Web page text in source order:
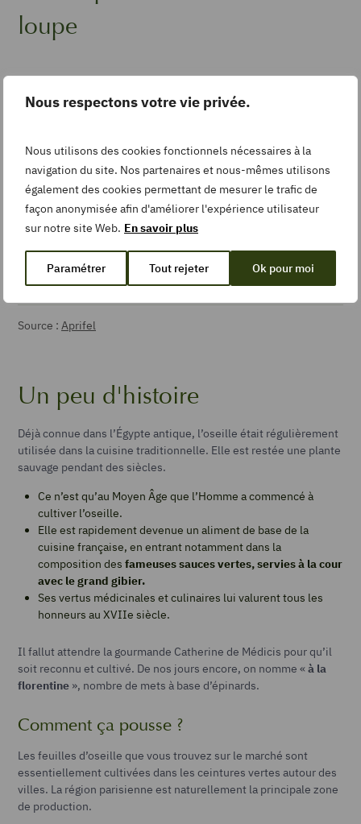
Nous respectons votre vie privée.
Nous utilisons des cookies fonctionnels nécessaires à la
navigation du site. Nos partenaires et nous-mêmes utilisons
également des cookies permettant de mesurer le trafic de
façon anonymisée afin d'améliorer l'expérience utilisateur
sur notre site Web. En savoir plus
Paramétrer Tout rejeter Ok pour moi
loupe
Fibres
Vitamine C 48 mg
Potassium 390 mg
Source : Aprifel
Un peu d'histoire
Déjà connue dans l’Égypte antique, l’oseille était régulièrement
utilisée dans la cuisine traditionnelle. Elle est restée une plante
sauvage pendant des siècles.
Ce n’est qu’au Moyen Âge que l’Homme a commencé à
cultiver l’oseille.
Elle est rapidement devenue un aliment de base de la
cuisine française, en entrant notamment dans la
composition des fameuses sauces vertes, servies à la cour
avec le grand gibier.
Ses vertus médicinales et culinaires lui valurent tous les
honneurs au XVIIe siècle.
Il fallut attendre la gourmande Catherine de Médicis pour qu’il
soit reconnu et cultivé. De nos jours encore, on nomme «à la
florentine », nombre de mets à base d’épinards.
Comment ça pousse ?
Les feuilles d’oseille que vous trouvez sur le marché sont
essentiellement cultivées dans les ceintures vertes autour des
villes. La région parisienne est naturellement la principale zone
de production.